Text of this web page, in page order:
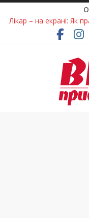
Лікар – на екрані: Як
Дніпропетровщині
У Дніпрі триває
Пошуки тривають: на
розташування
Ветерани